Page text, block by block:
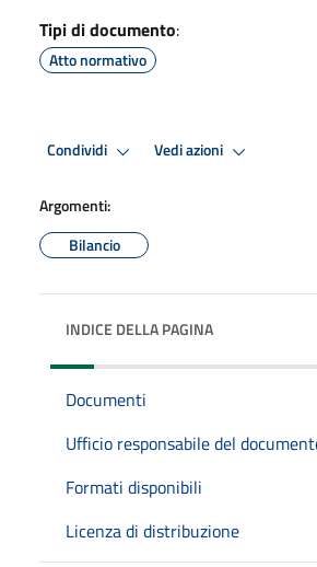
Tipi di documento:
Atto normativo
Condividi Vedi azioni
Argomenti:
Bilancio
INDICE DELLA PAGINA
Documenti
Ufficio responsabile del
Formati disponibili
Licenza di distribuzione